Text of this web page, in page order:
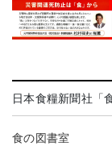
日本食糧新聞社「
食の図書室